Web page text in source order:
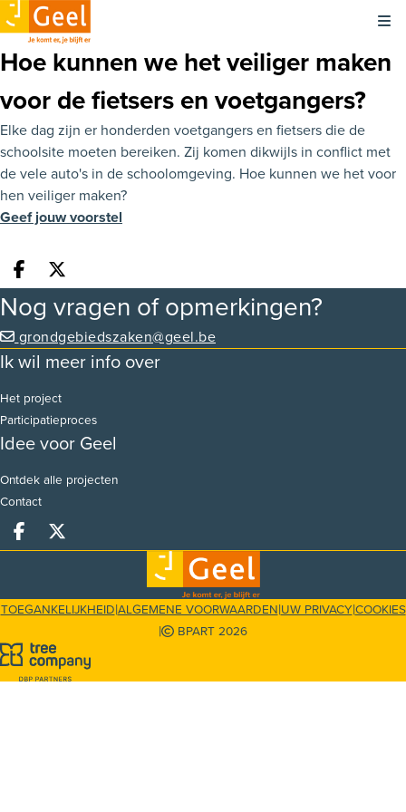
Hoe kunnen we het veiliger maken
voor de fietsers en voetgangers?
Elke dag zijn er honderden voetgangers en fietsers die de
schoolsite moeten bereiken. Zij komen dikwijls in conflict met
de vele auto's in de schoolomgeving. Hoe kunnen we het voor
hen veiliger maken?
Geef jouw voorstel
Deel op facebook
Deel op X
Nog vragen of opmerkingen?
grondgebiedszaken@geel.be
Ik wil meer info over
Het project
Participatieproces
Idee voor Geel
Ontdek alle projecten
Contact
Deel op facebook
Deel op X
TOEGANKELIJKHEID|ALGEMENE VOORWAARDEN|UW PRIVACY|COOKIES
| BPART 2026